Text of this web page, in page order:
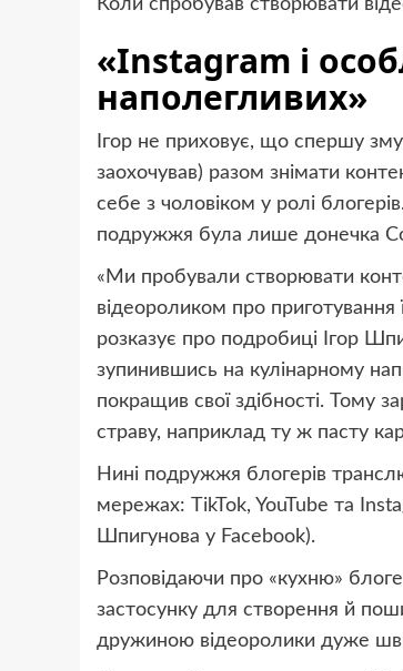
Коли спробував створювати
«Instagram і
наполегливих»
Ігор не приховує, що спершу
заохочував) разом знімати
себе з чоловіком у ролі
подружжя була лише донечка
«Ми пробували створювати
відеороликом про
розказує про подробиці Ігор
зупинившись на кулінарному
покращив свої здібності. Тому
страву, наприклад ту ж пасту
Нині подружжя блогерів
мережах: TikTok, YouTube та
Шпигунова у Facebook).
Розповідаючи про «кухню»
застосунку для створення й
дружиною відеоролики дуже